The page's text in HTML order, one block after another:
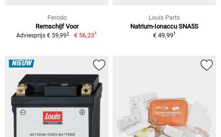
Ferodo
Remschijf Voor
Adviesprijs € 59,992 € 56,231
Louis Parts
Natrium-Ionaccu SNA5S
€ 49,991
NIEUW